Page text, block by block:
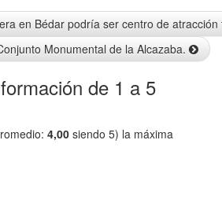
en Bédar podría ser centro de atracción
Monumental de la Alcazaba.
de 1 a 5
4,00 siendo 5) la máxima